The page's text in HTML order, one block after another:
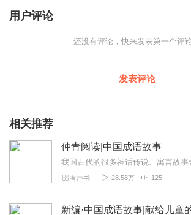
用户评论
还没有评论，快来发表第一个评论
发表评论
相关推荐
仲青阅读|中国成语故事
有声书 28.58万 125
新编·中国成语故事|献给儿童